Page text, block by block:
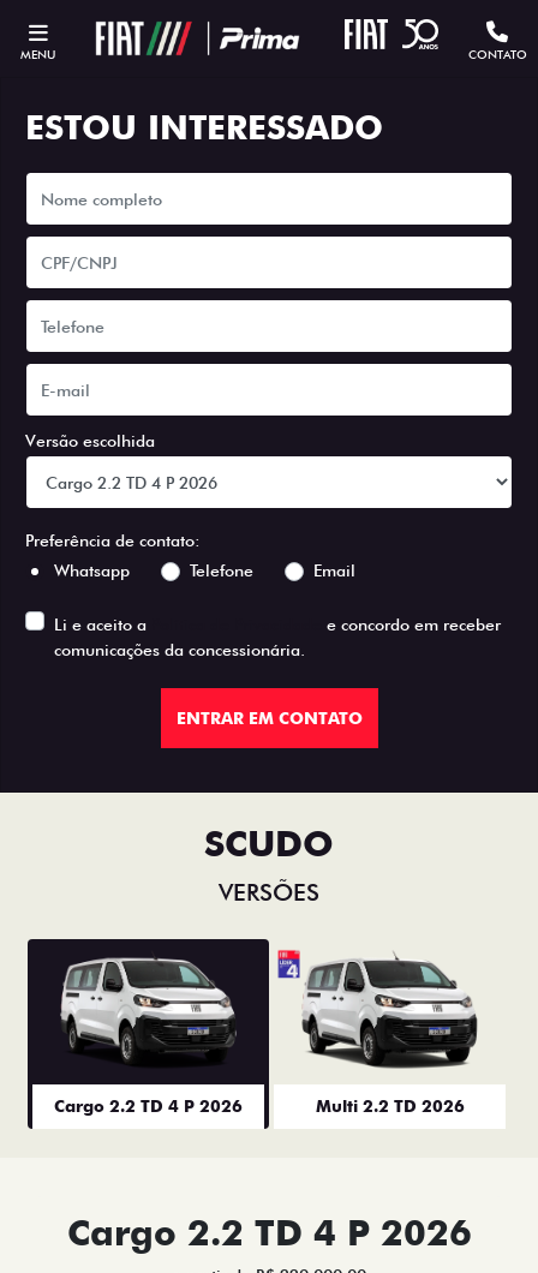
MENU CONTATO
ESTOU INTERESSADO
Versão escolhida
Preferência de contato:
Whatsapp
Telefone Email
Li e aceito a
e concordo em receber
comunicações da concessionária.
ENTRAR EM CONTATO
SCUDO
VERSÕES
Cargo 2.2 TD 4 P 2026 Multi 2.2 TD 2026
Cargo 2.2 TD 4 P 2026